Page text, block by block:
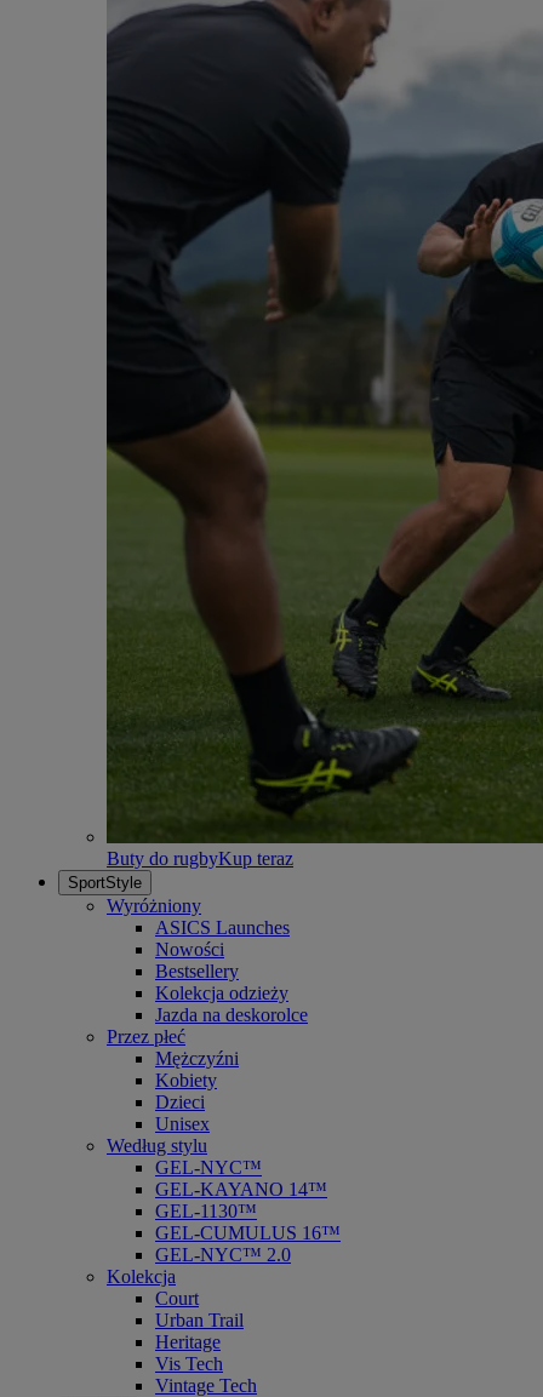
Buty do rugbyKup teraz
SportStyle
Wyróżniony
ASICS Launches
Nowości
Bestsellery
Kolekcja odzieży
Jazda na deskorolce
Przez płeć
Mężczyźni
Kobiety
Dzieci
Unisex
Według stylu
GEL-NYC™
GEL-KAYANO 14™
GEL-1130™
GEL-CUMULUS 16™
GEL-NYC™ 2.0
Kolekcja
Court
Urban Trail
Heritage
Vis Tech
Vintage Tech